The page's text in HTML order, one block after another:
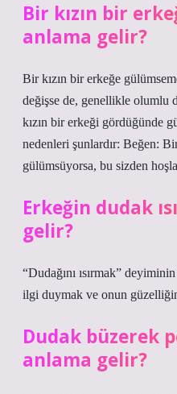
Bir kızın bir
anlama gelir?
Bir kızın bir erkeğe
değişse de, genellikle olumlu
kızın bir erkeği gördüğünde
nedenleri şunlardır: Beğen:
gülümsüyorsa, bu sizden
Erkeğin dudak
gelir?
“Dudağını ısırmak”
ilgi duymak ve onun
Dudak büzerek
anlama gelir?